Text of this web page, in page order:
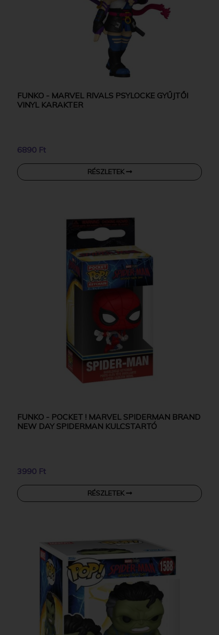
FUNKO - MARVEL RIVALS PSYLOCKE GYŰJTŐI
VINYL KARAKTER
6890 Ft
RÉSZLETEK
FUNKO - POCKET ! MARVEL SPIDERMAN BRAND
NEW DAY SPIDERMAN KULCSTARTÓ
3990 Ft
RÉSZLETEK